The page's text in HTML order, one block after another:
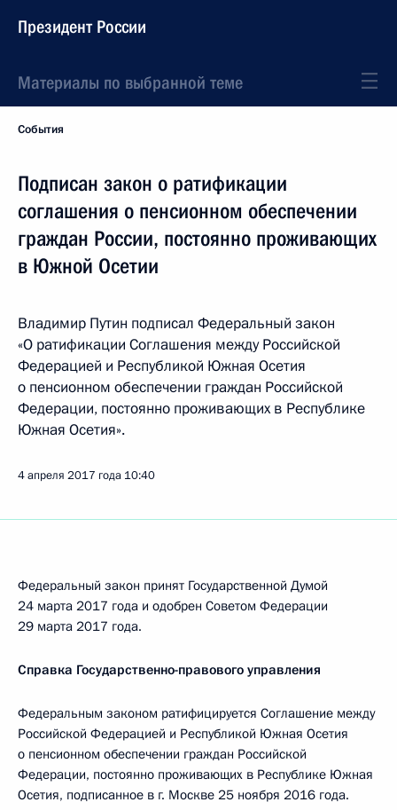
Президент России
Материалы по выбранной теме
События
Подписан закон о ратификации
соглашения о пенсионном обеспечении
граждан России, постоянно проживающих
в Южной Осетии
Владимир Путин подписал Федеральный закон
«О ратификации Соглашения между Российской
Федерацией и Республикой Южная Осетия
о пенсионном обеспечении граждан Российской
Федерации, постоянно проживающих в Республике
Южная Осетия».
4 апреля 2017 года 10:40
Федеральный закон принят Государственной Думой
24 марта 2017 года и одобрен Советом Федерации
29 марта 2017 года.
Справка Государственно-правового управления
Федеральным законом ратифицируется Соглашение между
Российской Федерацией и Республикой Южная Осетия
о пенсионном обеспечении граждан Российской
Федерации, постоянно проживающих в Республике Южная
Осетия, подписанное в г. Москве 25 ноября 2016 года.